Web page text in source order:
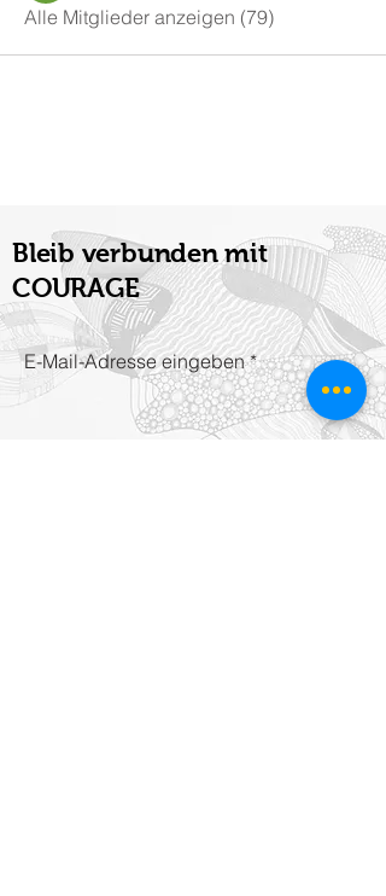
Alle Mitglieder anzeigen (79)
Bleib verbunden mit
COURAGE
E-Mail-Adresse eingeben